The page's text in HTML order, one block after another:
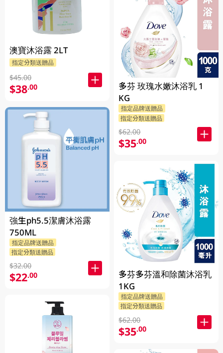
澳寶沐浴露 2LT
指定分類送贈品
$45.00
$38.00
強生ph5.5潔膚沐浴露
750ML
指定品牌送贈品
指定分類送贈品
$32.00
$22.00
多芬 玫瑰水嫩沐浴乳 1
KG
指定品牌送贈品
指定分類送贈品
$62.00
$35.00
多芬多芬溫和除菌沐浴乳
1KG
指定品牌送贈品
指定分類送贈品
$62.00
$35.00